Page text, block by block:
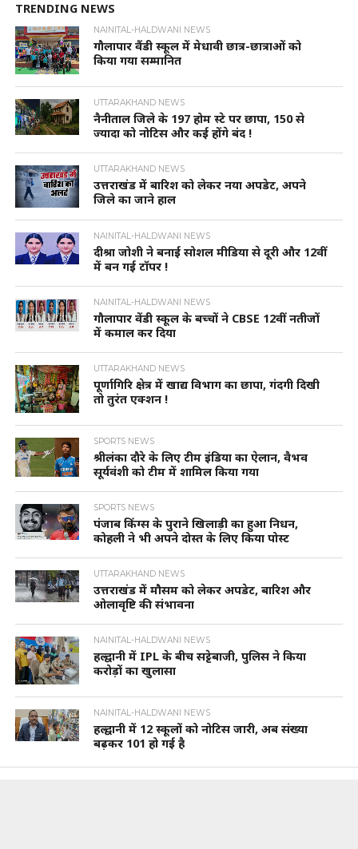
TRENDING NEWS
NAINITAL-HALDWANI NEWS
गौलापार वैंडी स्कूल में मेधावी छात्र-छात्राओं को
किया गया सम्मानित
UTTARAKHAND NEWS
नैनीताल जिले के 197 होम स्टे पर छापा, 150 से
ज्यादा को नोटिस और कई होंगे बंद !
UTTARAKHAND NEWS
उत्तराखंड में बारिश को लेकर नया अपडेट, अपने
जिले का जाने हाल
NAINITAL-HALDWANI NEWS
दीश्रा जोशी ने बनाई सोशल मीडिया से दूरी और 12वीं
में बन गई टॉपर !
NAINITAL-HALDWANI NEWS
गौलापार वेंडी स्कूल के बच्चों ने CBSE 12वीं नतीजों
में कमाल कर दिया
UTTARAKHAND NEWS
पूर्णागिरि क्षेत्र में खाद्य विभाग का छापा, गंदगी दिखी
तो तुरंत एक्शन !
SPORTS NEWS
श्रीलंका दौरे के लिए टीम इंडिया का ऐलान, वैभव
सूर्यवंशी को टीम में शामिल किया गया
SPORTS NEWS
पंजाब किंग्स के पुराने खिलाड़ी का हुआ निधन,
कोहली ने भी अपने दोस्त के लिए किया पोस्ट
UTTARAKHAND NEWS
उत्तराखंड में मौसम को लेकर अपडेट, बारिश और
ओलावृष्टि की संभावना
NAINITAL-HALDWANI NEWS
हल्द्वानी में IPL के बीच सट्टेबाजी, पुलिस ने किया
करोड़ों का खुलासा
NAINITAL-HALDWANI NEWS
हल्द्वानी में 12 स्कूलों को नोटिस जारी, अब संख्या
बढ़कर 101 हो गई है